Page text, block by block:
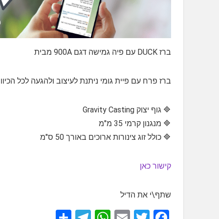
ברז DUCK עם פיה גמישה דגם 900A מבית
ברז פרח עם פיית גומי ניתנת לעיצוב ולהגעה לכל
🔷️ גוף יצוק Gravity Casting
🔷️ מנגנון קרמי 35 מ"מ
🔷️ כולל זוג צינורות ארוכים באורך 50 ס"מ
קישור כאן
שתף\י את הדיל